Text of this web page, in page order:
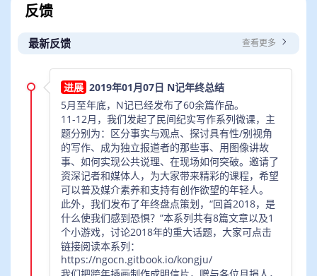
想实现这个目标，我们则需要接近更多的群体和现场，深入到
的议题。这是一项需要时间精力，更需要钱的工作，因此，我
捐赠用途：
非定向用途，用于NGOCN的稿费、差旅费、人员费
用和办公室日常支出，支持NGOCN的整体运营。
月捐伙伴需要做什么？
在联劝后台开通给NGOCN月捐的服务，微信支付每
月自动扣费，连续12个月以上。
给月捐伙伴的反馈：
月捐100元以下：
1. 2019年初完成的NGOCN的年终精选集。
反馈
最新反馈 查看更多
2019年01月07日 N记年终总结
5月至年底，N记已经发布了60余篇作品。
11-12月，我们发起了民间纪实写作系列微课，主
题分别为：区分事实与观点、探讨具有性/别视角
的写作、成为独立报道者的那些事、用图像讲故
事、如何实现公共说理、在现场如何突破。邀请了
资深记者和媒体人，为大家带来精彩的课程，希望
可以普及媒介素养和支持有创作欲望的年轻人。
此外，我们发布了年终盘点策划，“回首2018，是
什么使我们感到恐惧？”本系列共有8篇文章以及1
个小游戏，讨论2018年的重大话题，大家可点击
链接阅读本系列：
https://ngocn.gitbook.io/kongju/
我们把跨年插画制作成明信片，赠与各位月捐人，